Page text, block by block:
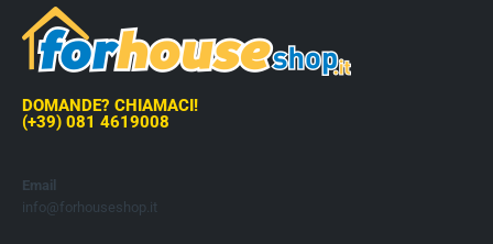
DOMANDE? CHIAMACI!
(+39) 081 4619008
Email
info@forhouseshop.it